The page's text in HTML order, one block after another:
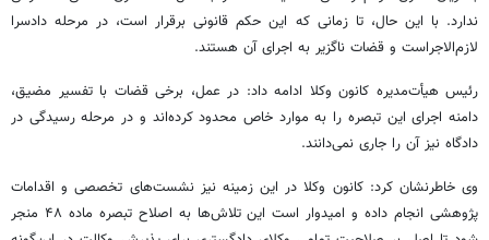
ندارد. با این حال، تا زمانی که این حکم قانونی برقرار است، در مرحله دادسرا
لازم‌الاجراست و قضات ناگزیر به اجرای آن هستند.
رئیس هیأت‌مدیره کانون وکلا ادامه داد: در عمل، برخی قضات با تفسیر مضیق،
دامنه اجرای این تبصره را به موارد خاص محدود کرده‌اند و در مرحله رسیدگی در
دادگاه نیز آن را جاری نمی‌دانند.
وی خاطرنشان کرد: کانون وکلا در این زمینه نیز نشست‌های تخصصی و اقدامات
پژوهشی انجام داده و امیدوار است این تلاش‌ها به اصلاح تبصره ماده ۴۸ منجر